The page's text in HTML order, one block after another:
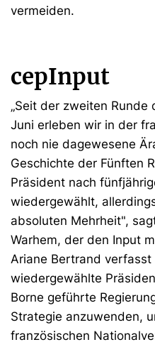
vermeiden.
cepInput
„Seit der zweiten Runde
Juni erleben wir in der
noch nie dagewesene
Geschichte der Fünften
Präsident nach
wiedergewählt,
absoluten Mehrheit",
Warhem, der den Input
Ariane Bertrand
wiedergewählte
Borne geführte
Strategie anzuwenden,
französischen